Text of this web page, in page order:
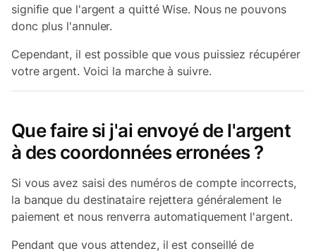
signifie que l'argent a quitté Wise. Nous ne pouvons
donc plus l'annuler.
Cependant, il est possible que vous puissiez récupérer
votre argent. Voici la marche à suivre.
Que faire si j'ai envoyé de l'argent
à des coordonnées erronées ?
Si vous avez saisi des numéros de compte incorrects,
la banque du destinataire rejettera généralement le
paiement et nous renverra automatiquement l'argent.
Pendant que vous attendez, il est conseillé de